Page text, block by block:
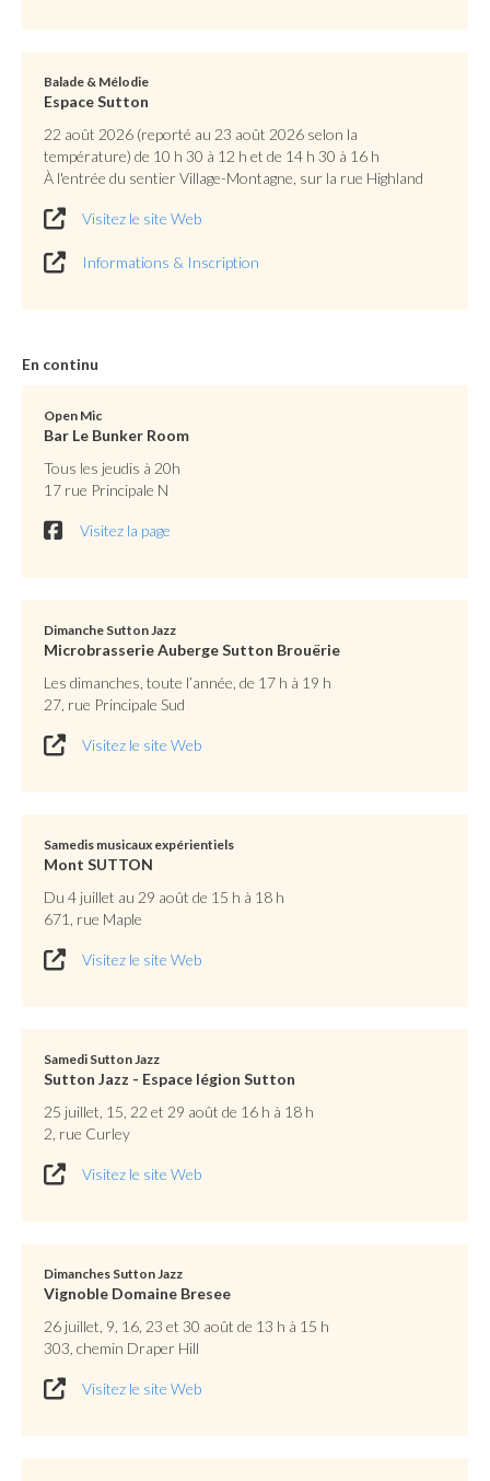
Balade & Mélodie
Espace Sutton
22 août 2026 (reporté au 23 août 2026 selon la
température) de 10 h 30 à 12 h et de 14 h 30 à 16 h
À l'entrée du sentier Village-Montagne, sur la rue Highland
Visitez le site Web
Informations & Inscription
En continu
Open Mic
Bar Le Bunker Room
Tous les jeudis à 20h
17 rue Principale N
Visitez la page
Dimanche Sutton Jazz
Microbrasserie Auberge Sutton Brouërie
Les dimanches, toute l’année, de 17 h à 19 h
27, rue Principale Sud
Visitez le site Web
Samedis musicaux expérientiels
Mont SUTTON
Du 4 juillet au 29 août de 15 h à 18 h
671, rue Maple
Visitez le site Web
Samedi Sutton Jazz
Sutton Jazz - Espace légion Sutton
25 juillet, 15, 22 et 29 août de 16 h à 18 h
2, rue Curley
Visitez le site Web
Dimanches Sutton Jazz
Vignoble Domaine Bresee
26 juillet, 9, 16, 23 et 30 août de 13 h à 15 h
303, chemin Draper Hill
Visitez le site Web